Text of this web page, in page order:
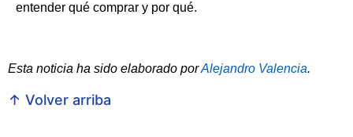
entender qué comprar y por qué.
Esta noticia ha sido elaborado porAlejandro Valencia.
↑ Volver arriba